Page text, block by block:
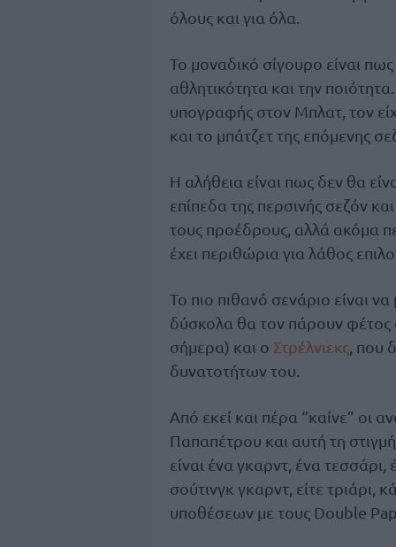
όλους και για όλα.
Το μοναδικό σίγουρο είναι
αθλητικότητα και την
υπογραφής στον Μπλατ, τον
και το μπάτζετ της επόμενης
Η αλήθεια είναι πως δεν θα
επίπεδα της περσινής σεζόν
τους προέδρους, αλλά ακόμα
έχει περιθώρια για λάθος
Το πιο πιθανό σενάριο είναι
δύσκολα θα τον πάρουν φέτος
σήμερα) και ο Στρέλνιεκς, που
δυνατοτήτων του.
Από εκεί και πέρα “καίνε” οι
Παπαπέτρου και αυτή τη
είναι ένα γκαρντ, ένα τεσσάρι,
σούτινγκ γκαρντ, είτε τριάρι,
υποθέσεων με τους Double